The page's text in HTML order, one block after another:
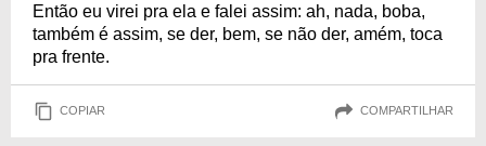
Então eu virei pra ela e falei assim: ah, nada, boba,
também é assim, se der, bem, se não der, amém, toca
pra frente.
COPIAR COMPARTILHAR